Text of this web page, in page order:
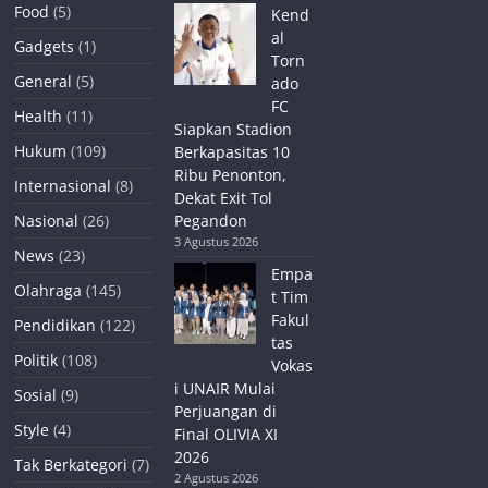
Food (5)
Gadgets (1)
General (5)
Health (11)
Hukum (109)
Internasional (8)
Nasional (26)
News (23)
Olahraga (145)
Pendidikan (122)
Politik (108)
Sosial (9)
Style (4)
Tak Berkategori (7)
Kend
al
Torn
ado
FC
Siapkan Stadion
Berkapasitas 10
Ribu Penonton,
Dekat Exit Tol
Pegandon
3 Agustus 2026
Empa
t Tim
Fakul
tas
Vokas
i UNAIR Mulai
Perjuangan di
Final OLIVIA XI
2026
2 Agustus 2026